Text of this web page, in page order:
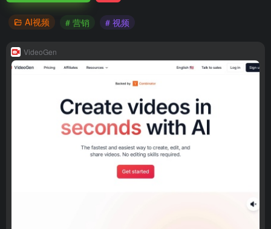
AI视频 # 营销 # 视频
VideoGen